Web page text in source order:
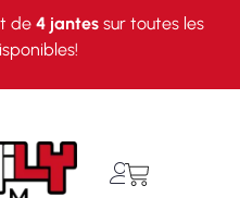
de 4 jantessur toutes les